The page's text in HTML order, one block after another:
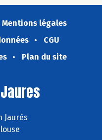
Mentions légales
CGU
Plan du site
Jaurès